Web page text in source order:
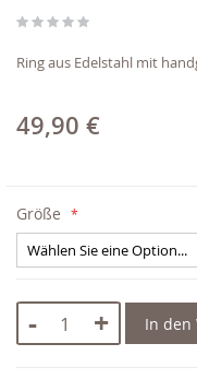
springen
Ring aus Edelstahl mit
49,90 €
Größe
- + In den